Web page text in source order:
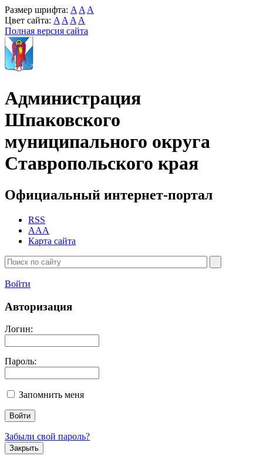
Размер шрифта: A A A
Цвет сайта: A A A A
Полная версия сайта
Администрация
Шпаковского
муниципального округа
Ставропольского края
Официальный интернет-портал
RSS
AAA
Карта сайта
Войти
Авторизация
Логин:
Пароль:
Запомнить меня
Забыли свой пароль?
Закрыть